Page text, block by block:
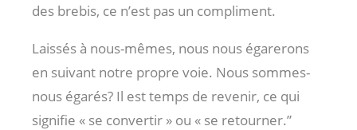
des brebis, ce n’est pas un compliment.
Laissés à nous-mêmes, nous nous égarerons
en suivant notre propre voie. Nous sommes-
nous égarés? Il est temps de revenir, ce qui
signifie « se convertir » ou « se retourner.”